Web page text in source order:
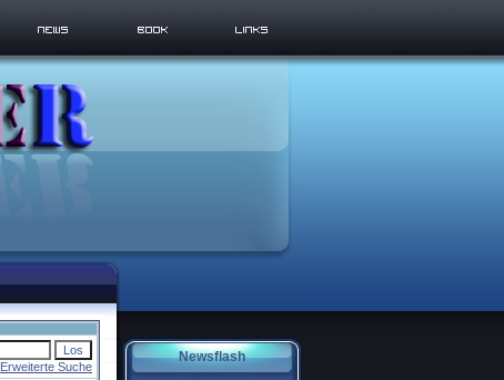
Erweiterte Suche
Newsflash